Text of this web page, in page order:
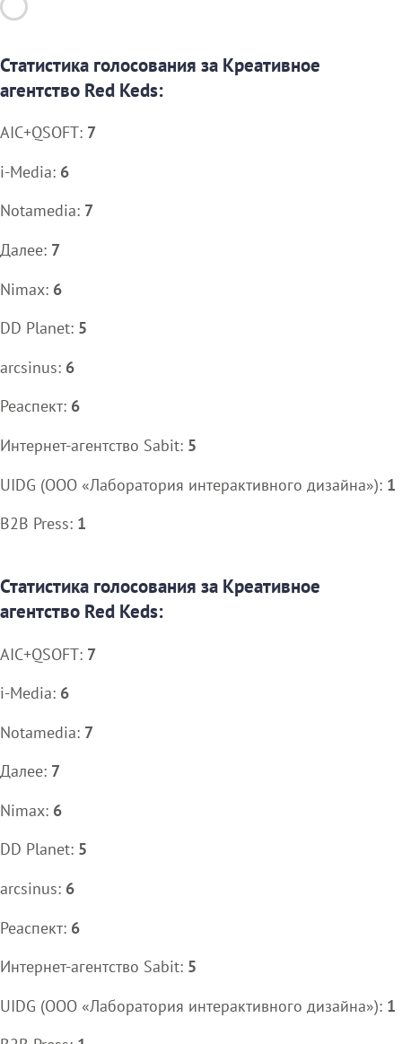
Статистика голосования за Креативное
агентство Red Keds:
AIC+QSOFT: 7
i-Media: 6
Notamedia: 7
Далее: 7
Nimax: 6
DD Planet: 5
arcsinus: 6
Реаспект: 6
Интернет-агентство Sabit: 5
UIDG (ООО «Лаборатория интерактивного дизайна»): 1
B2B Press: 1
Статистика голосования за Креативное
агентство Red Keds:
AIC+QSOFT: 7
i-Media: 6
Notamedia: 7
Далее: 7
Nimax: 6
DD Planet: 5
arcsinus: 6
Реаспект: 6
Интернет-агентство Sabit: 5
UIDG (ООО «Лаборатория интерактивного дизайна»): 1